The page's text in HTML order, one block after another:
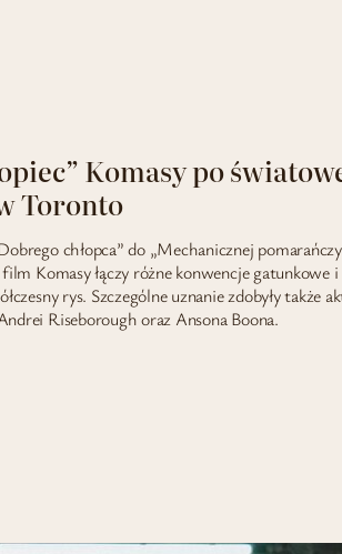
Komasy po
Toronto
chłopca” do „Mechanicznej
Komasy łączy różne konwencje gatunkowe i
rys. Szczególne uznanie zdobyły także
Riseborough oraz Ansona Boona.